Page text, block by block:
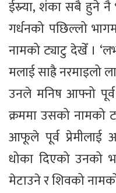
ईस्र्या, शंका सबै हुने नै
गर्धनको पछिल्लो
नामको ट्याटु देखेँ ।
मलाई साह्रै नरमाइलो
उनले मनिष आफ्नो
क्रममा उसको नामको
आफूले पूर्व प्रेमीलाई
धोका दिएको उनको
मेटाउने र शिवको